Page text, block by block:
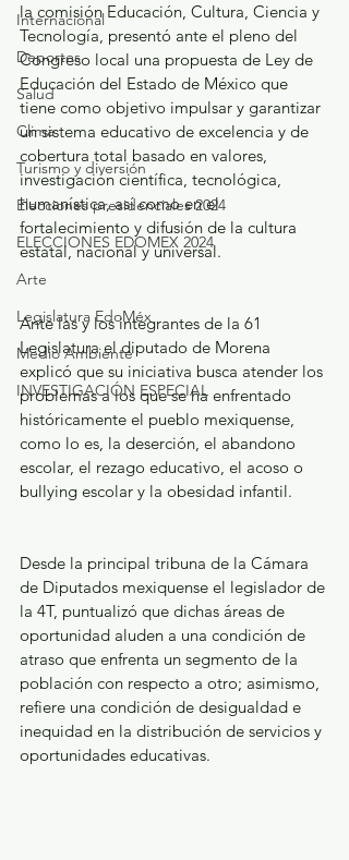
Internacional
Deportes
Salud
Clima
Turismo y diversión
Elecciones presidenciales 2024
ELECCIONES EDOMEX 2024
Arte
Legislatura EdoMéx
Medio Ambiente
INVESTIGACIÓN ESPECIAL
la comisión Educación, Cultura, Ciencia y
Tecnología, presentó ante el pleno del
Congreso local una propuesta de Ley de
Educación del Estado de México que
tiene como objetivo impulsar y garantizar
un sistema educativo de excelencia y de
cobertura total basado en valores,
investigación científica, tecnológica,
humanística, así como en el
fortalecimiento y difusión de la cultura
estatal, nacional y universal.
Ante las y los integrantes de la 61
Legislatura el diputado de Morena
explicó que su iniciativa busca atender los
problemas a los que se ha enfrentado
históricamente el pueblo mexiquense,
como lo es, la deserción, el abandono
escolar, el rezago educativo, el acoso o
bullying escolar y la obesidad infantil.
Desde la principal tribuna de la Cámara
de Diputados mexiquense el legislador de
la 4T, puntualizó que dichas áreas de
oportunidad aluden a una condición de
atraso que enfrenta un segmento de la
población con respecto a otro; asimismo,
refiere una condición de desigualdad e
inequidad en la distribución de servicios y
oportunidades educativas.